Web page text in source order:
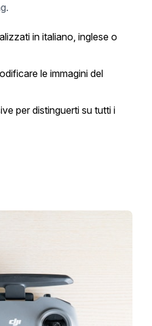
in italiano, inglese o
le immagini del
per distinguerti su tutti i